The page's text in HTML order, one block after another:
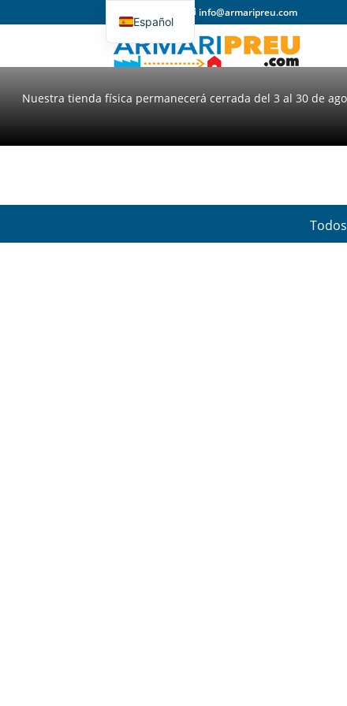
Nuestra tienda física permanecerá cerrada del 3 al 30 de
info@armaripreu.com
Español
Català